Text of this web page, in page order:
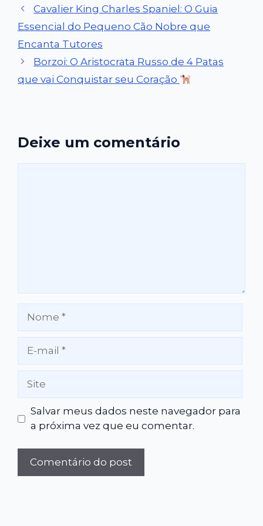
Cavalier King Charles Spaniel: O Guia
Essencial do Pequeno Cão Nobre que
Encanta Tutores
Borzoi: O Aristocrata Russo de 4 Patas
que vai Conquistar seu Coração
Deixe um comentário
Site
Salvar meus dados neste navegador para
a próxima vez que eu comentar.